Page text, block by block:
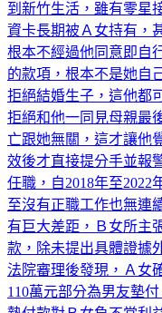
到新竹生活，雖有零星
資卡長期被Ａ女持有，
根本不經過他同意即自
的款項，根本不是她自
拒絕結婚生子，這他都
拒絕和他一同見母親最
亡跟她無關，這才讓他
效後才直接提分手並報
任職，自2018年至2022
至沒有正職工作也無連
有巨大差距，Ｂ女所主
款，除未提出具體證據
法院審理後發現，Ａ女
110萬元部分為男友墊